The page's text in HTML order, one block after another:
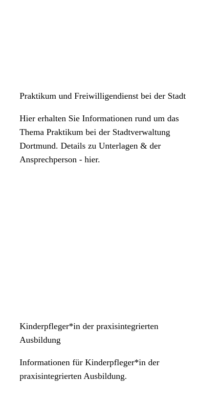
Praktikum und Freiwilligendienst bei der Stadt
Hier erhalten Sie Informationen rund um das
Thema Praktikum bei der Stadtverwaltung
Dortmund. Details zu Unterlagen & der
Ansprechperson - hier.
Kinderpfleger*in der praxisintegrierten
Ausbildung
Informationen für Kinderpfleger*in der
praxisintegrierten Ausbildung.